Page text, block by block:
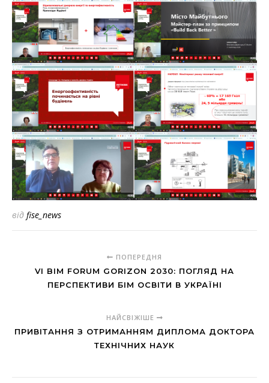
від fise_news
ПОПЕРЕДНЯ
VІ BIM FORUM GORIZON 2030: ПОГЛЯД НА
ПЕРСПЕКТИВИ БІМ ОСВІТИ В УКРАЇНІ
НАЙСВІЖІШЕ
ПРИВІТАННЯ З ОТРИМАННЯМ ДИПЛОМА ДОКТОРА
ТЕХНІЧНИХ НАУК